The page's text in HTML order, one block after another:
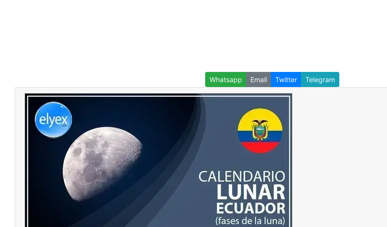
Whatsapp Email Twitter Telegram